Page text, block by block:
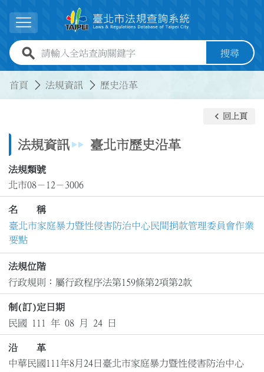
展開選單
全站查詢關鍵字欄位 搜尋
首頁 法規資訊 歷史沿革
法規資訊 臺北市歷史沿革
keyboard_arrow_left 回上頁
法規類號
北市08－12－3006
名 稱
臺北市家庭暴力暨性侵害防治中心民間捐款管理委員會作業
要點
法規位階
行政規則：屬行政程序法第159條第2項第2款
制(訂)定日期
民國 111 年 08 月 24 日
沿 革
中華民國111年8月24日臺北市家庭暴力暨性侵害防治中心